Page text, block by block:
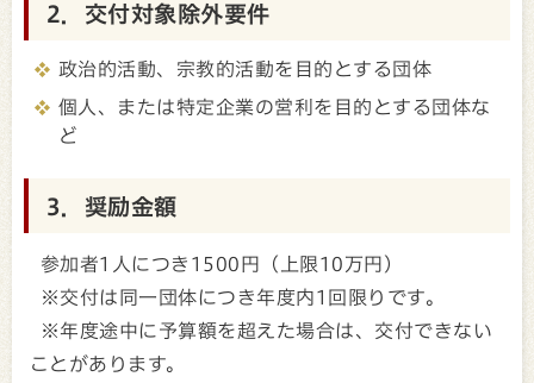
2．交付対象除外要件
政治的活動、宗教的活動を目的とする団体
個人、または特定企業の営利を目的とする団体な
ど
3．奨励金額
参加者1人につき1500円（上限10万円）
※交付は同一団体につき年度内1回限りです。
※年度途中に予算額を超えた場合は、交付できない
ことがあります。